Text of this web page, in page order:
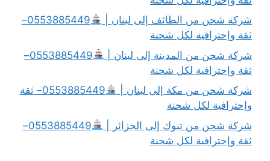
شركة شحن من الطائف إلى لبنان |
0553885449–
ثقة وإحترافية لكل شحنة
شركة شحن من المدينة إلى لبنان |
0553885449–
ثقة وإحترافية لكل شحنة
شركة شحن من مكة إلى لبنان |
0553885449– ثقة
وإحترافية لكل شحنة
شركة شحن من تبوك إلى الجزائر |
0553885449–
ثقة وإحترافية لكل شحنة